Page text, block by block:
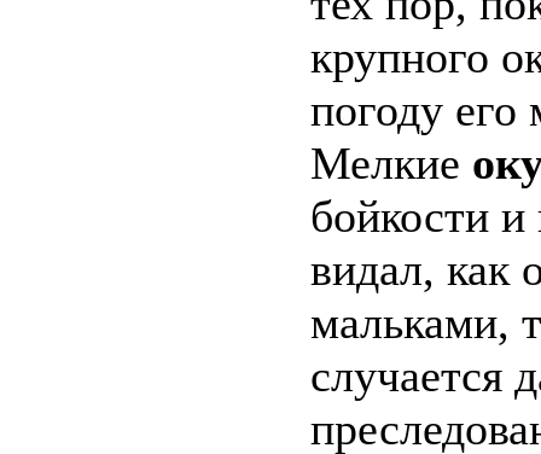
крупного
погоду
Мелкие
бойкости
видал, как
мальками,
случается